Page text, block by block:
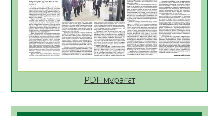
ҚЫЗЫЛОРДАДА «САНАЛЫ ҰРПАҚ –
ЖАРҚЫН БОЛАШАҚ» АТТЫ КЕҢЕЙТІЛГЕН
МӘЖІЛІС ӨТТІ
05.08.2026
37
Қазақстан Орталық Азиядағы көшуге ең
азаматтың міндеті
PDF мұрағат